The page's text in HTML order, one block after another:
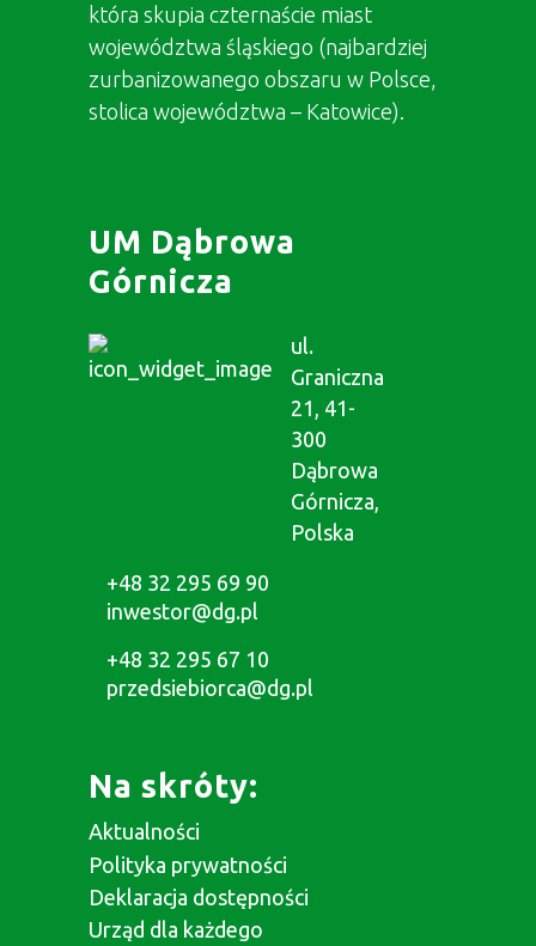
która skupia czternaście miast
województwa śląskiego (najbardziej
zurbanizowanego obszaru w Polsce,
stolica województwa – Katowice).
UM Dąbrowa
Górnicza
ul.
Graniczna
21, 41-
300
Dąbrowa
Górnicza,
Polska
+48 32 295 69 90
inwestor@dg.pl
+48 32 295 67 10
przedsiebiorca@dg.pl
Na skróty:
Aktualności
Polityka prywatności
Deklaracja dostępności
Urząd dla każdego